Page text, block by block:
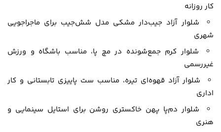
کار روزانه
شلوار آزاد جیب‌دار مشکی مدل شش‌جیب برای ماجراجویی
شهری
شلوار کرم جمع‌شونده در مچ پا، مناسب باشگاه و ورزش
غیررسمی
شلوار آزاد قهوه‌ای تیره، مناسب ست پاییزی تابستانی و کار
اداری
شلوار دم‌پا پهن خاکستری روشن برای استایل سینمایی و
هنری